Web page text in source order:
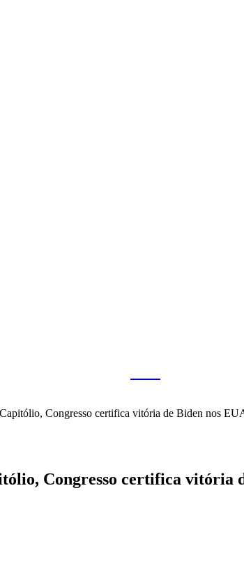
Congresso certifica vitória de Biden nos
Congresso certifica vitória